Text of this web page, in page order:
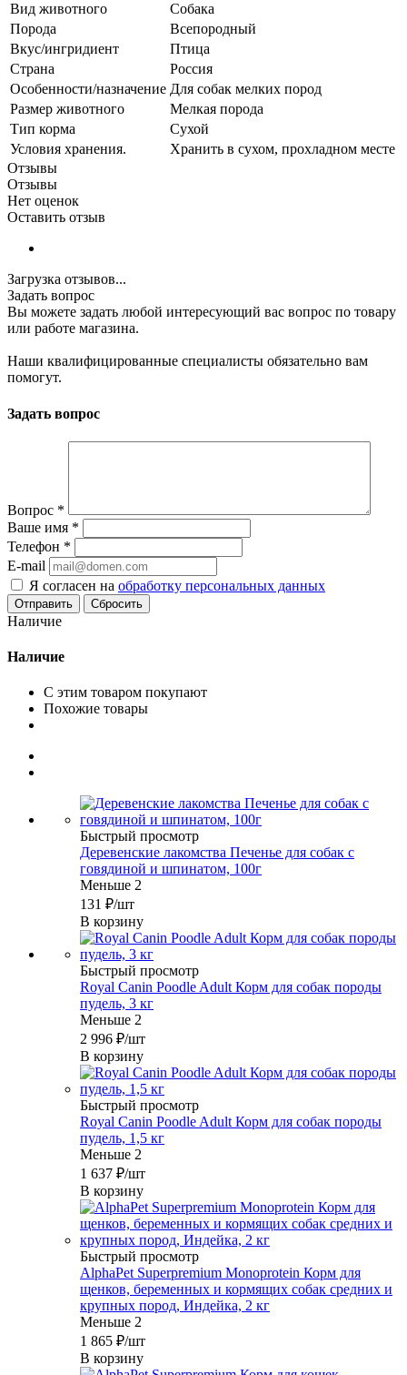
Вид животного
Собака
Порода
Всепородный
Вкус/ингридиент
Птица
Страна
Россия
Особенности/назначение Для собак мелких пород
Размер животного
Мелкая порода
Тип корма
Сухой
Условия хранения.
Хранить в сухом, прохладном месте
Отзывы
Отзывы
Нет оценок
Оставить отзыв
Загрузка отзывов...
Задать вопрос
Вы можете задать любой интересующий вас вопрос по товару
или работе магазина.
Наши квалифицированные специалисты обязательно вам
помогут.
Задать вопрос
Вопрос *
Ваше имя *
Телефон *
E-mail
Я согласен на обработку персональных данных
Сбросить
Наличие
Наличие
С этим товаром покупают
Похожие товары
Быстрый просмотр
Деревенские лакомства Печенье для собак с
говядиной и шпинатом, 100г
Меньше 2
131 ₽/шт
В корзину
Быстрый просмотр
Royal Canin Poodle Adult Корм для собак породы
пудель, 3 кг
Меньше 2
2 996 ₽/шт
В корзину
Быстрый просмотр
Royal Canin Poodle Adult Корм для собак породы
пудель, 1,5 кг
Меньше 2
1 637 ₽/шт
В корзину
Быстрый просмотр
AlphaPet Superpremium Monoprotein Корм для
щенков, беременных и кормящих собак средних и
крупных пород, Индейка, 2 кг
Меньше 2
1 865 ₽/шт
В корзину